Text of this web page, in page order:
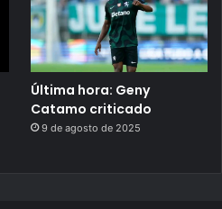
Última hora: Geny
Catamo criticado
9 de agosto de 2025